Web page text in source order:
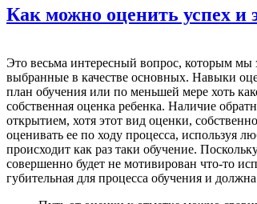
Как можно оценить успех и
Это весьма интересный вопрос, которым
выбранные в качестве основных. Навыки
план обучения или по меньшей мере хоть
собственная оценка ребенка. Наличие
открытием, хотя этот вид оценки,
оценивать ее по ходу процесса, используя
происходит как раз таки обучение.
совершенно будет не мотивирован что-то
губительная для процесса обучения и